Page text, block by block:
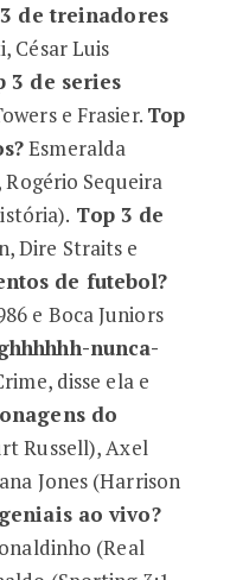
de treinadores
César Luis
3 de series
e Frasier. Top
Esmeralda
Sequeira
Top 3 de
Dire Straits e
de futebol?
e Boca Juniors
nunca-
disse ela e
do
Russell), Axel
Jones (Harrison
ao vivo?
(Real